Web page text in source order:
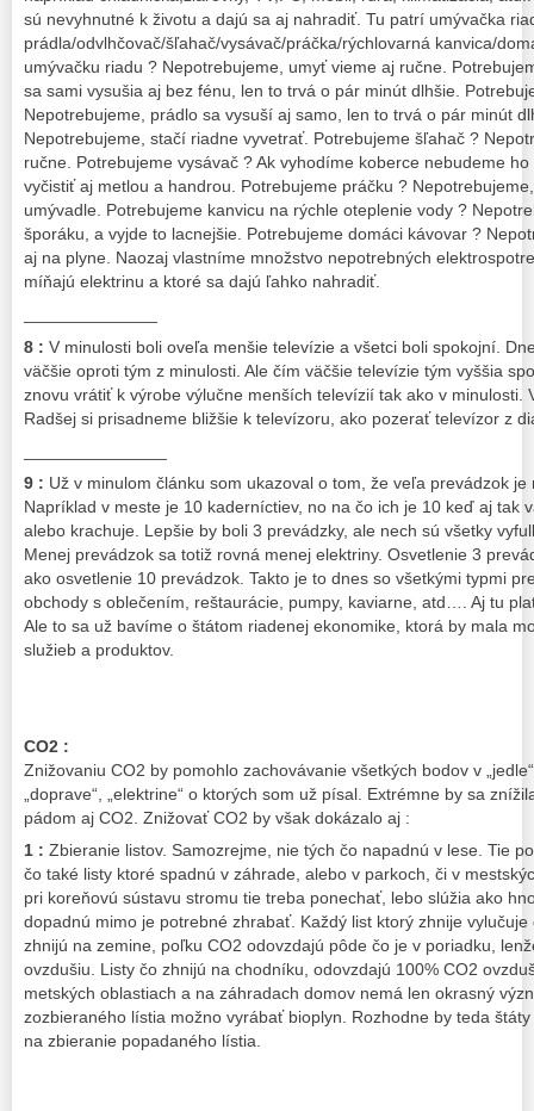
sú nevyhnutné k životu a dajú sa aj nahradiť. Tu patrí umývačka
prádla/odvlhčovač/šľahač/vysávač/práčka/rýchlovarná kanvica/
umývačku riadu ? Nepotrebujeme, umyť vieme aj ručne.
sa sami vysušia aj bez fénu, len to trvá o pár minút dlhšie.
Nepotrebujeme, prádlo sa vysuší aj samo, len to trvá o pár minút
Nepotrebujeme, stačí riadne vyvetrať. Potrebujeme šľahač ?
ručne. Potrebujeme vysávač ? Ak vyhodíme koberce nebudeme
vyčistiť aj metlou a handrou. Potrebujeme práčku ?
umývadle. Potrebujeme kanvicu na rýchle oteplenie vody ?
šporáku, a vyjde to lacnejšie. Potrebujeme domáci kávovar ?
aj na plyne. Naozaj vlastníme množstvo nepotrebných
míňajú elektrinu a ktoré sa dajú ľahko nahradiť.
8 : V minulosti boli oveľa menšie televízie a všetci boli spokojní.
väčšie oproti tým z minulosti. Ale čím väčšie televízie tým vyššia
znovu vrátiť k výrobe výlučne menších televízií tak ako v minulosti.
Radšej si prisadneme bližšie k televízoru, ako pozerať televízor z
9 : Už v minulom článku som ukazoval o tom, že veľa prevádzok
Napríklad v meste je 10 kaderníctiev, no na čo ich je 10 keď aj tak
alebo krachuje. Lepšie by boli 3 prevádzky, ale nech sú všetky
Menej prevádzok sa totiž rovná menej elektriny. Osvetlenie 3
ako osvetlenie 10 prevádzok. Takto je to dnes so všetkými typmi
obchody s oblečením, reštaurácie, pumpy, kaviarne, atd…. Aj tu
Ale to sa už bavíme o štátom riadenej ekonomike, ktorá by mala
služieb a produktov.
CO2 :
Znižovaniu CO2 by pomohlo zachovávanie všetkých bodov v
„doprave“, „elektrine“ o ktorých som už písal. Extrémne by sa
pádom aj CO2. Znižovať CO2 by však dokázalo aj :
1 : Zbieranie listov. Samozrejme, nie tých čo napadnú v lese. Tie
čo také listy ktoré spadnú v záhrade, alebo v parkoch, či v
pri koreňovú sústavu stromu tie treba ponechať, lebo slúžia ako
dopadnú mimo je potrebné zhrabať. Každý list ktorý zhnije
zhnijú na zemine, poľku CO2 odovzdajú pôde čo je v poriadku,
ovzdušiu. Listy čo zhnijú na chodníku, odovzdajú 100% CO2
metských oblastiach a na záhradach domov nemá len okrasný
zozbieraného lístia možno vyrábať bioplyn. Rozhodne by teda
na zbieranie popadaného lístia.